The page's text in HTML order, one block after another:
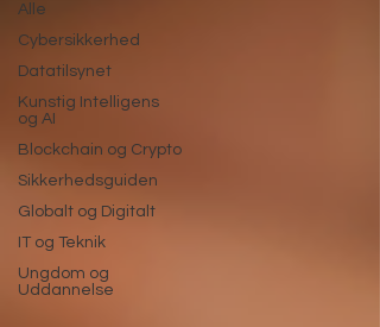
Alle
Cybersikkerhed
Datatilsynet
Kunstig Intelligens
og AI
Blockchain og Crypto
Sikkerhedsguiden
Globalt og Digitalt
IT og Teknik
Ungdom og
Uddannelse